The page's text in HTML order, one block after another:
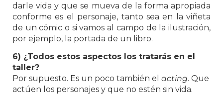
darle vida y que se mueva de la forma apropiada
conforme es el personaje, tanto sea en la viñeta
de un cómic o si vamos al campo de la ilustración,
por ejemplo, la portada de un libro.
6) ¿Todos estos aspectos los tratarás en el
taller?
Por supuesto. Es un poco también el acting. Que
actúen los personajes y que no estén sin vida.